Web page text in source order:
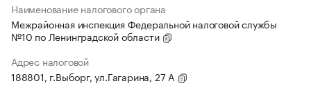
Наименование налогового органа
Межрайонная инспекция Федеральной налоговой службы
№10 по Ленинградской области
Адрес налоговой
188801, г.Выборг, ул.Гагарина, 27 А